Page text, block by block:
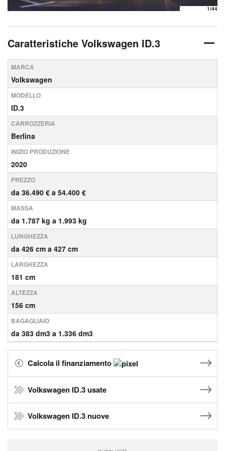
1/44
Caratteristiche Volkswagen ID.3
MARCA
Volkswagen
MODELLO
ID.3
CARROZZERIA
Berlina
INIZIO PRODUZIONE
2020
PREZZO
da 36.490 € a 54.400 €
MASSA
da 1.787 kg a 1.993 kg
LUNGHEZZA
da 426 cm a 427 cm
LARGHEZZA
181 cm
ALTEZZA
156 cm
BAGAGLIAIO
da 383 dm3 a 1.336 dm3
Calcola il finanziamento
Volkswagen ID.3 usate
Volkswagen ID.3 nuove